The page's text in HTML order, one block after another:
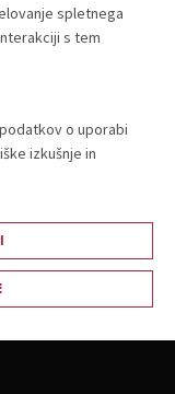
spletnega
s tem
o uporabi
izkušnje in